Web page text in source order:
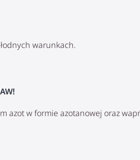
warunkach.
azot w formie azotanowej oraz